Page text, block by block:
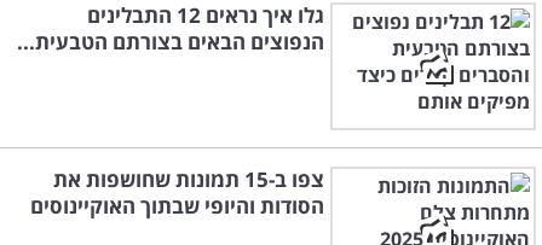
גלו איך נראים 12 התבלינים
הנפוצים הבאים בצורתם הטבעית...
צפו ב-15 תמונות שחושפות את
הסודות והיופי שבתוך האוקיינוסים